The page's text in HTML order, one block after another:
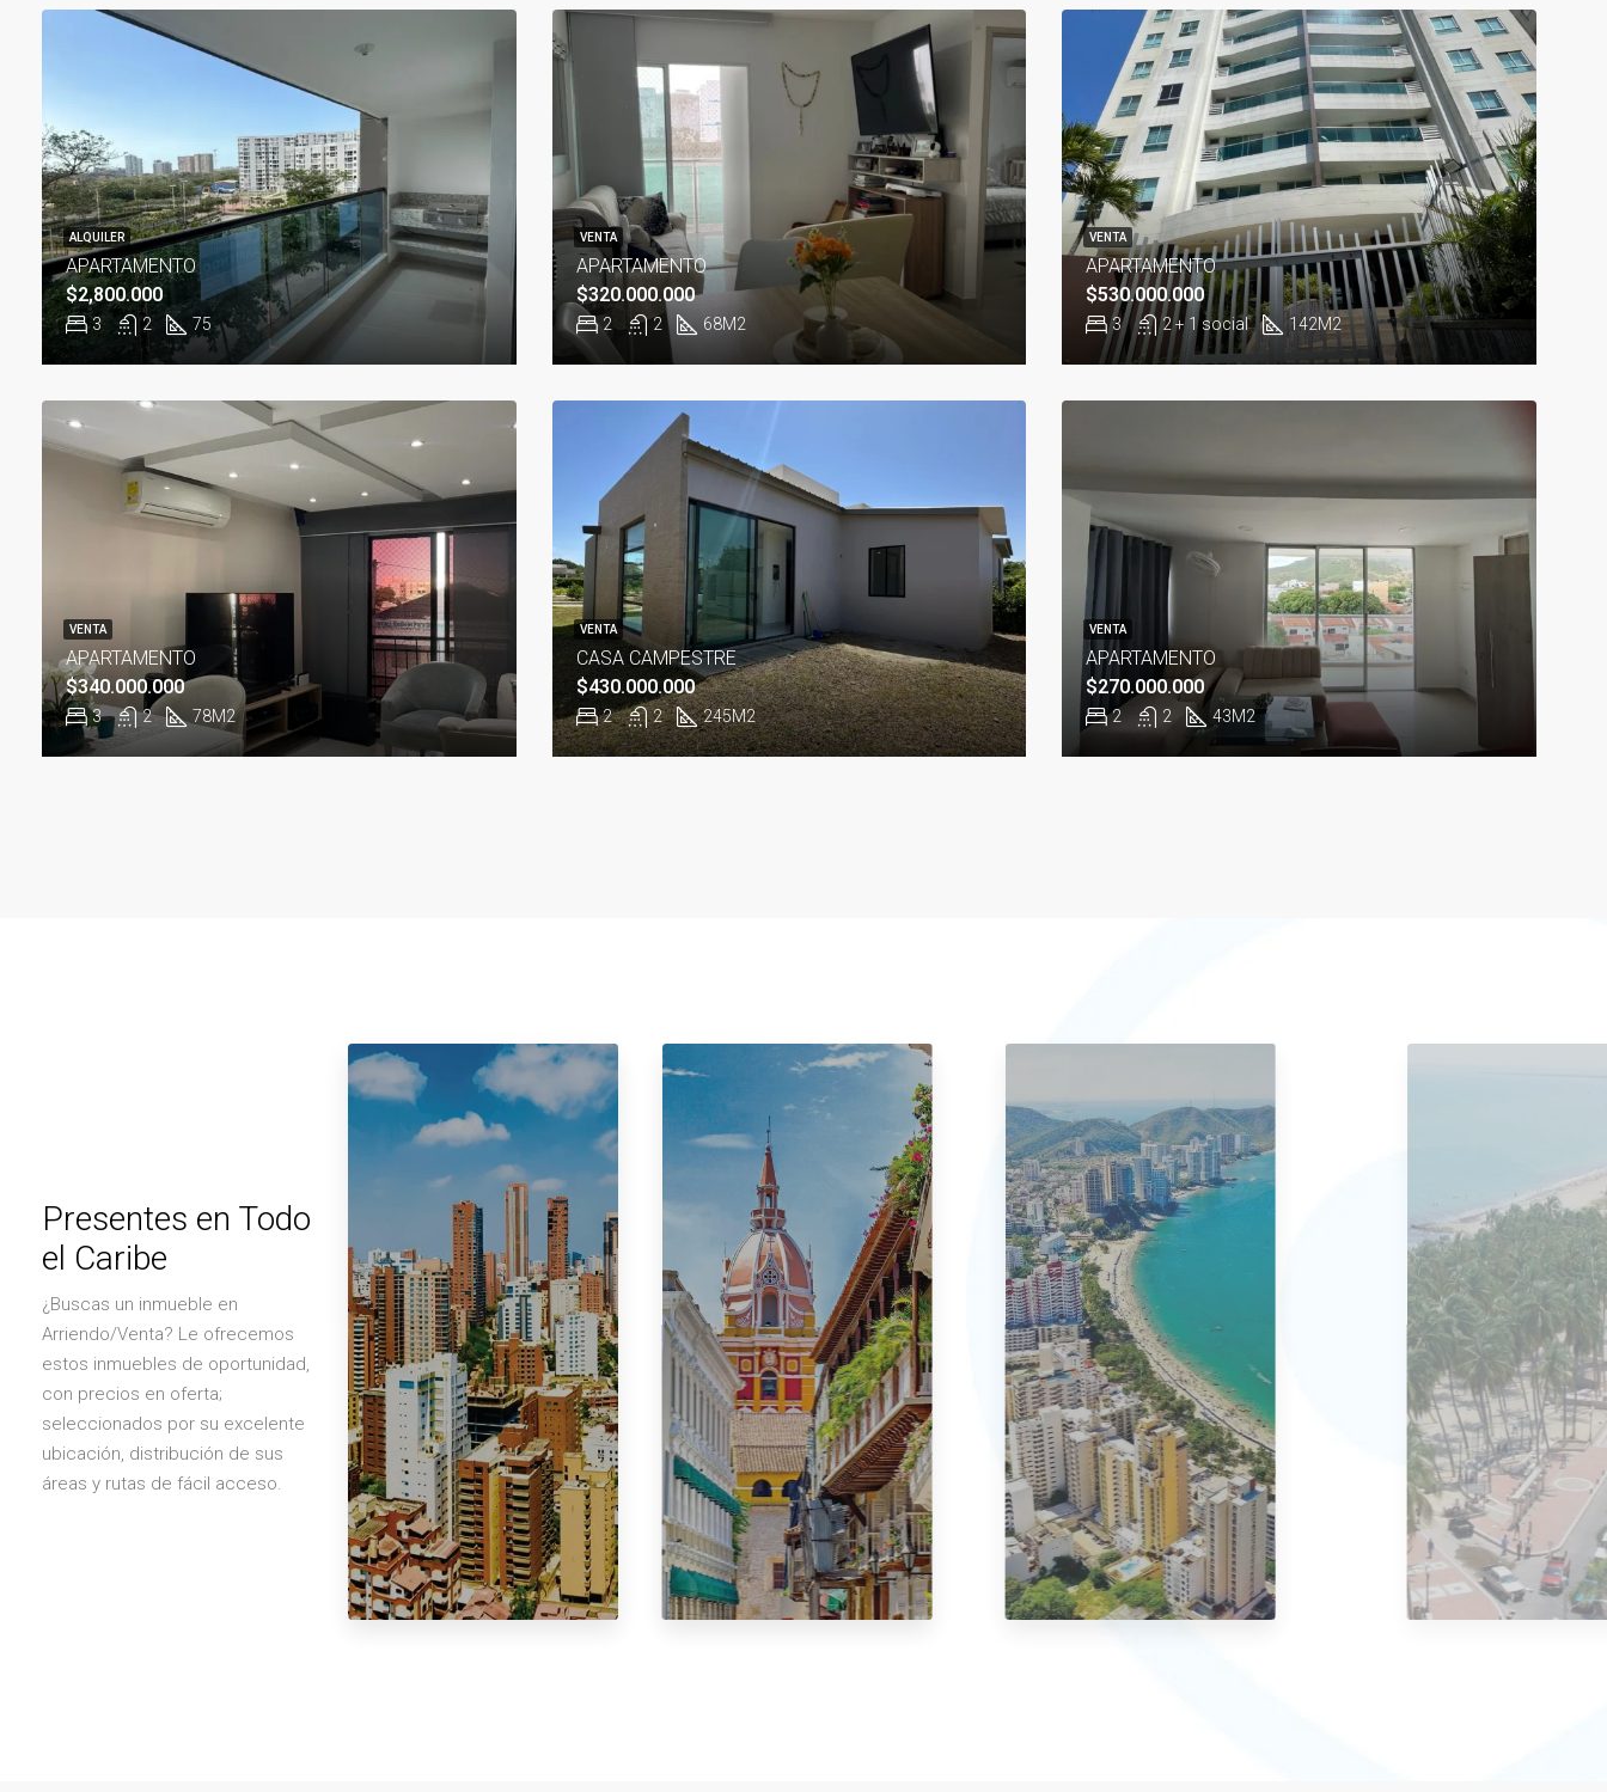
APARTAMENTO
3 2 75
$2,800.000
ALQUILER
APARTAMENTO
2 2 68M2
$320.000.000
VENTA
APARTAMENTO
3 2 + 1 social 142M2
$530.000.000
VENTA
APARTAMENTO
3 2 78M2
$340.000.000
VENTA
CASA CAMPESTRE
2 2 245M2
$430.000.000
VENTA
APARTAMENTO
2 2 43M2
$270.000.000
VENTA
Presentes en Todo
el Caribe
¿Buscas un inmueble en
Arriendo/Venta? Le ofrecemos
estos inmuebles de oportunidad,
con precios en oferta;
seleccionados por su excelente
ubicación, distribución de sus
áreas y rutas de fácil acceso.